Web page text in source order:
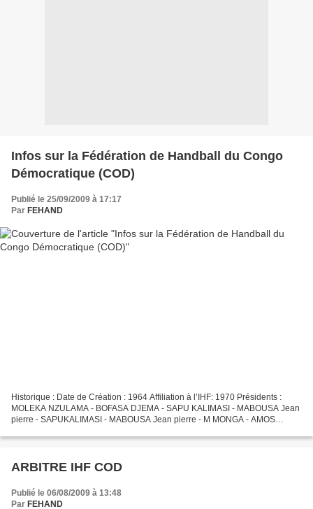
Infos sur la Fédération de Handball du Congo
Démocratique (COD)
Publié le 25/09/2009 à 17:17
Par FEHAND
Historique : Date de Création : 1964 Affiliation à l’IHF: 1970 Présidents :
MOLEKA NZULAMA - BOFASA DJEMA - SAPU KALIMASI - MABOUSA Jean
pierre - SAPUKALIMASI - MABOUSA Jean pierre - M MONGA - AMOS
ARBITRE IHF COD
Publié le 06/08/2009 à 13:48
Par FEHAND